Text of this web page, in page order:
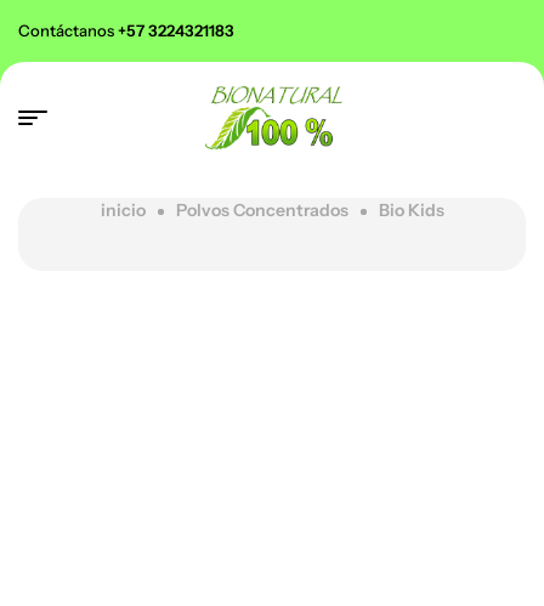
Contáctanos+57 3224321183
inicio Polvos Concentrados Bio Kids